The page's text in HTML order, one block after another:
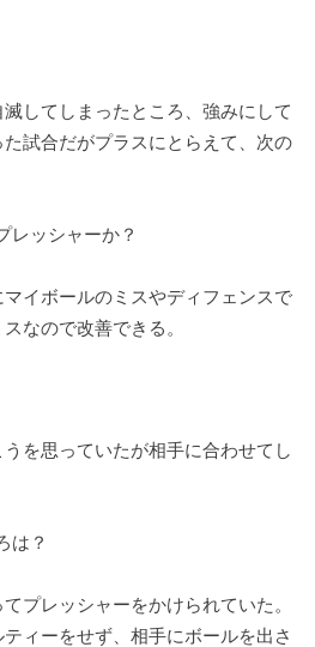
してしまったところ、強みにして
試合だがプラスにとらえて、次の
レッシャーか？
イボールのミスやディフェンスで
なので改善できる。
を思っていたが相手に合わせてし
は？
プレッシャーをかけられていた。
ィーをせず、相手にボールを出さ